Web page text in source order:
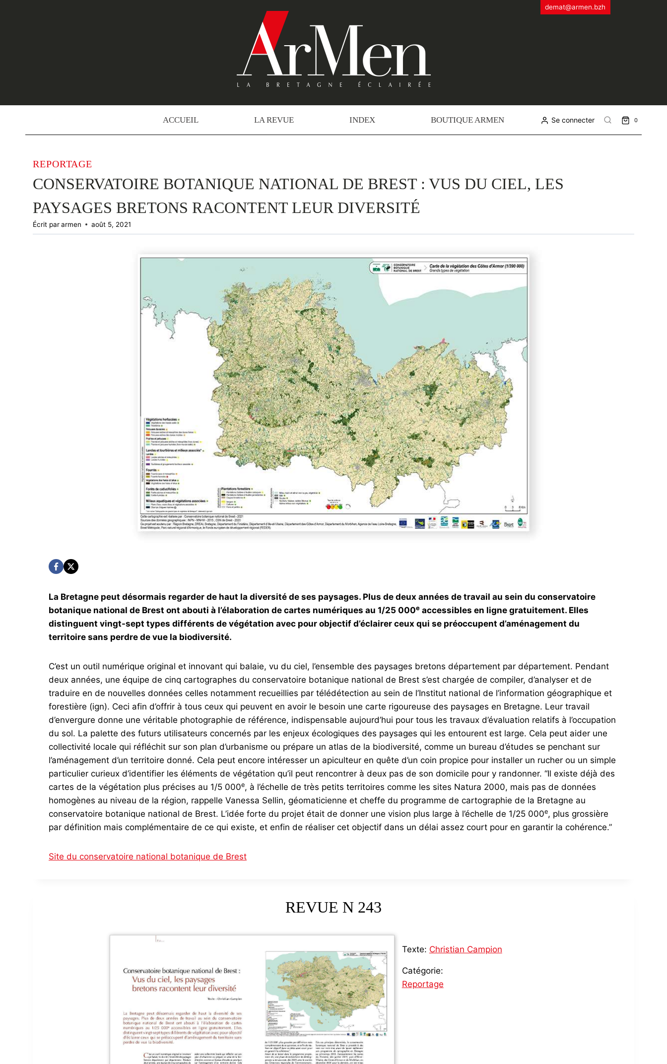
demat@armen.bzh
ACCUEIL LA REVUE INDEX BOUTIQUE ARMEN Se connecter 0
REPORTAGE
CONSERVATOIRE BOTANIQUE NATIONAL DE BREST : VUS DU CIEL, LES
PAYSAGES BRETONS RACONTENT LEUR DIVERSITÉ
Écrit pararmen août 5, 2021
La Bretagne peut désormais regarder de haut la diversité de ses paysages. Plus de deux années de travail au sein du conservatoire
botanique national de Brest ont abouti à l’élaboration de cartes numériques au 1/25 000e accessibles en ligne gratuitement. Elles
distinguent vingt-sept types différents de végétation avec pour objectif d’éclairer ceux qui se préoccupent d’aménagement du
territoire sans perdre de vue la biodiversité.
C’est un outil numérique original et innovant qui balaie, vu du ciel, l’ensemble des paysages bretons département par département. Pendant
deux années, une équipe de cinq cartographes du conservatoire botanique national de Brest s’est chargée de compiler, d’analyser et de
traduire en de nouvelles données celles notamment recueillies par télédétection au sein de l’Institut national de l’information géographique et
forestière (ign). Ceci afin d’offrir à tous ceux qui peuvent en avoir le besoin une carte rigoureuse des paysages en Bretagne. Leur travail
d’envergure donne une véritable photographie de référence, indispensable aujourd’hui pour tous les travaux d’évaluation relatifs à l’occupation
du sol. La palette des futurs utilisateurs concernés par les enjeux écologiques des paysages qui les entourent est large. Cela peut aider une
collectivité locale qui réfléchit sur son plan d’urbanisme ou prépare un atlas de la biodiversité, comme un bureau d’études se penchant sur
l’aménagement d’un territoire donné. Cela peut encore intéresser un apiculteur en quête d’un coin propice pour installer un rucher ou un simple
particulier curieux d’identifier les éléments de végétation qu’il peut rencontrer à deux pas de son domicile pour y randonner. “Il existe déjà des
cartes de la végétation plus précises au 1/5 000e, à l’échelle de très petits territoires comme les sites Natura 2000, mais pas de données
homogènes au niveau de la région, rappelle Vanessa Sellin, géomaticienne et cheffe du programme de cartographie de la Bretagne au
conservatoire botanique national de Brest. L’idée forte du projet était de donner une vision plus large à l’échelle de 1/25 000e, plus grossière
par définition mais complémentaire de ce qui existe, et enfin de réaliser cet objectif dans un délai assez court pour en garantir la cohérence.”
Site du conservatoire national botanique de Brest
REVUE N 243
Texte: Christian Campion
Catégorie:
Reportage